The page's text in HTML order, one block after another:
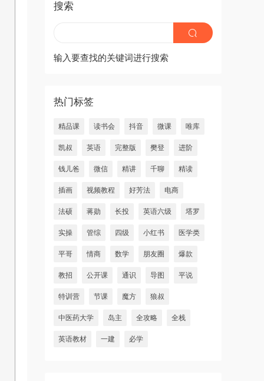
搜索
输入要查找的关键词进行搜索
热门标签
精品课 读书会 抖音 微课 唯库
凯叔 英语 完整版 樊登 进阶
钱儿爸 微信 精讲 千聊 精读
插画 视频教程 好芳法 电商
法硕 蒋勋 长投 英语六级 塔罗
实操 管综 四级 小红书 医学类
平哥 情商 数学 朋友圈 爆款
教招 公开课 通识 导图 平说
特训营 节课 魔方 狼叔
中医药大学 岛主 全攻略 全栈
英语教材 一建 必学